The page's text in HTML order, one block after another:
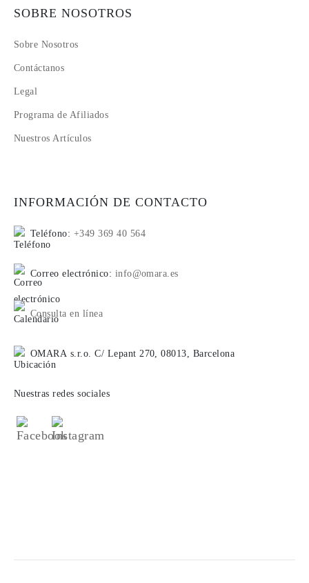
SOBRE NOSOTROS
Sobre Nosotros
Contáctanos
Legal
Programa de Afiliados
Nuestros Artículos
INFORMACIÓN DE CONTACTO
Teléfono: +349 369 40 564
Correo electrónico: info@omara.es
Consulta en línea
OMARA s.r.o. C/ Lepant 270, 08013, Barcelona
Nuestras redes sociales